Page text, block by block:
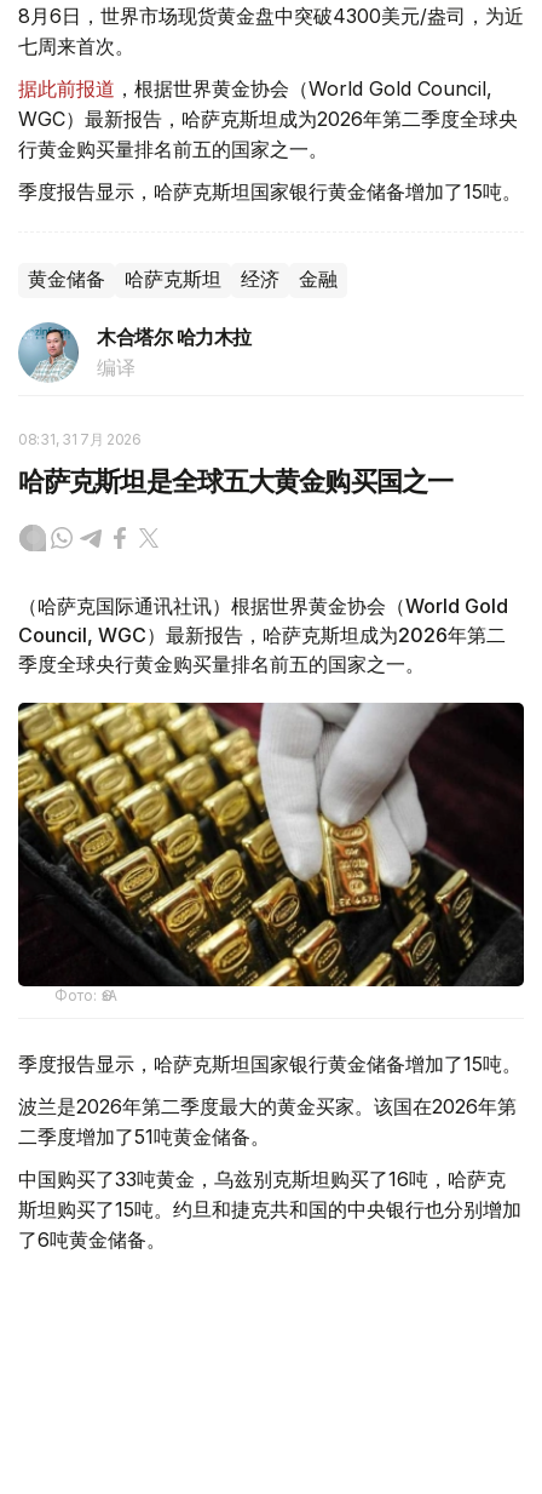
8月6日，世界市场现货黄金盘中突破4300美元/盎司，为近
七周来首次。
据此前报道 ，根据世界黄金协会（World Gold Council,
WGC）最新报告，哈萨克斯坦成为2026年第二季度全球央
行黄金购买量排名前五的国家之一。
季度报告显示，哈萨克斯坦国家银行黄金储备增加了15吨。
黄金储备 哈萨克斯坦 经济 金融
木合塔尔 哈力木拉
编译
08:31, 31 7月 2026
哈萨克斯坦是全球五大黄金购买国之一
（哈萨克国际通讯社讯）根据世界黄金协会（World Gold
Council, WGC）最新报告，哈萨克斯坦成为2026年第二
季度全球央行黄金购买量排名前五的国家之一。
Фото: ӨзА
季度报告显示，哈萨克斯坦国家银行黄金储备增加了15吨。
波兰是2026年第二季度最大的黄金买家。该国在2026年第
二季度增加了51吨黄金储备。
中国购买了33吨黄金，乌兹别克斯坦购买了16吨，哈萨克
斯坦购买了15吨。约旦和捷克共和国的中央银行也分别增加
了6吨黄金储备。